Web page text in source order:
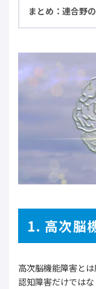
まとめ：連合野
1. 高次脳
高次脳機能障害と
認知障害だけでは